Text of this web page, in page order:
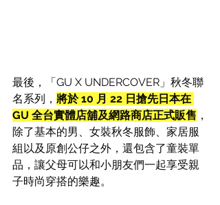
最後，「GU X UNDERCOVER」秋冬聯
名系列， 將於 10 月 22 日搶先日本在
GU 全台實體店舖及網路商店正式販售 ，
除了基本的男、女裝秋冬服飾、家居服
組以及原創公仔之外，還包含了童裝單
品，讓父母可以和小朋友們一起享受親
子時尚穿搭的樂趣。